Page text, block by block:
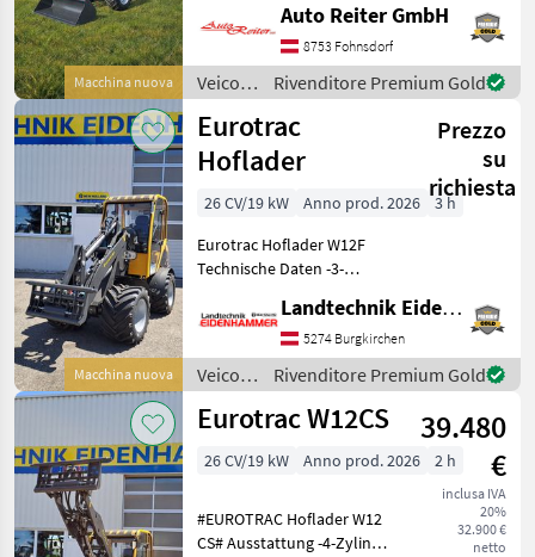
Macchina nuova
811T Allrad. Dieser
vielseitige Helfer ist ideal
für den Einsatz auf
Baustellen, Höfen, in
Auto Reiter GmbH
8753 Fohnsdorf
Veicoli
agricoli
a
motore
/
Grizzly
Rivenditore Premium Gold
Macchina nuova
Eurotrac
Hoflader
Prezzo
su
richiesta
26 CV/19 kW Anno prod. 2026
3 h
Eurotrac Hoflader W12F
Technische Daten -3-
Dieselmotor, 36 PS (Stage V)
-Wassergekühlter Motor -
Donaldson-Luftfilter
(Europa/Belgien) Serien
Landtechnik Eidenhammer GmbH
5274 Burgkirchen
Veicoli
agricoli
a
/
Rivenditore Premium Gold
Eurotrac W12CS
39.480
€
inclusa IVA
20%
32.900 €
netto
26 CV/19 kW Anno prod. 2026 2 h
#EUROTRAC Hoflader W12
CS# Ausstattung -4-Zylinder